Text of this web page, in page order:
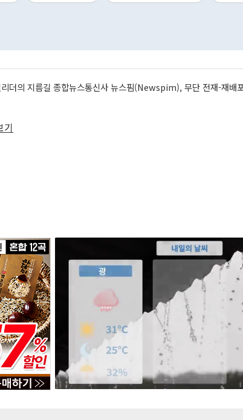
더의 지름길 종합뉴스통신사 뉴스핌(Newspim), 무단 전재-재배
기